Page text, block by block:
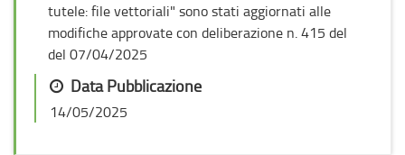
tutele: file vettoriali" sono stati aggiornati alle
modifiche approvate con deliberazione n. 415 del
del 07/04/2025
Data Pubblicazione
14/05/2025